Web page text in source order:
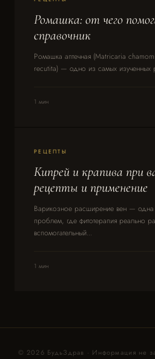
Ромашка: от чего
справочник
Ромашка аптечная (Matricaria
recutita) — одно из самых изученных
1 мин
РЕЦЕПТЫ
Кипрей и крапива при
рецепты и применение
Варикозное расширение вен — одна
проблем, где фитотерапия реально
вспомогательный...
1 мин
© 2026 БудьЗдрав · Информация не